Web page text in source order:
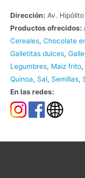
Dirección: Av.
Productos ofrecidos:
Cereales, Chocolate
Galletitas dulces,
Legumbres, Maiz frito,
Quinoa, Sal, Semillas,
En las redes: